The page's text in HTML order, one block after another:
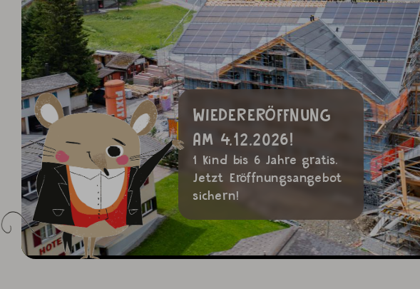
WIEDERERÖFFNUNG
AM 4.12.2026!
1 Kind bis 6 Jahre gratis.
Jetzt Eröffnungsangebot
sichern!